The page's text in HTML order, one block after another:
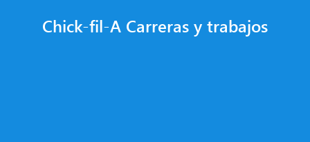
Chick-fil-A Carreras y trabajos